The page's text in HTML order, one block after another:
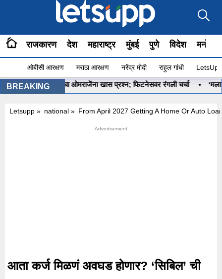
राजकारण देश महाराष्ट्र मुंबई पुणे विदेश
ओबीसी आरक्षण मराठा आरक्षण नरेंद्र मोदी राहुल गांधी
BREAKING
PM मोदींचा ओमराजेंना खास प्रश्न; फिटनेसवर रंगली चर्चा • ‘मला
Letsupp » national » From April 2027 Getting A Home Or Auto
आता कर्ज मिळणं अवघड होणार? ‘सिबिल’ ची